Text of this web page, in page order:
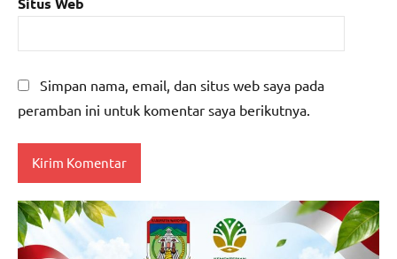
Simpan nama, email, dan situs web saya pada
peramban ini untuk komentar saya berikutnya.